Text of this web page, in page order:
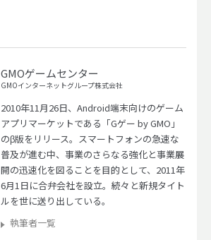
GMOゲームセンター
GMOインターネットグループ株式会社
2010年11月26日、Android端末向けのゲーム
アプリマーケットである「Gゲー by GMO」
のβ版をリリース。スマートフォンの急速な
普及が進む中、事業のさらなる強化と事業展
開の迅速化を図ることを目的として、2011年
6月1日に合弁会社を設立。続々と新規タイト
ルを世に送り出している。
執筆者一覧